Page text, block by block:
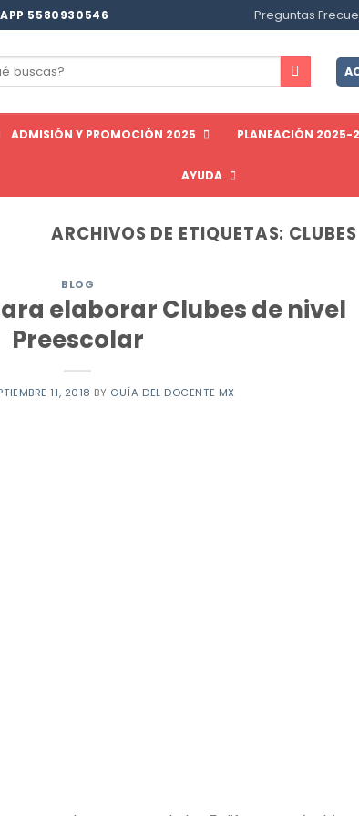
5580930546 Preguntas
ADMISIÓN Y PROMOCIÓN 2025 PLANEACIÓN 2025-
AYUDA
ARCHIVOS DE ETIQUETAS: CLUBES
BLOG
elaborar Clubes de nivel
Preescolar
11, 2018 BY GUÍA DEL DOCENTE MX